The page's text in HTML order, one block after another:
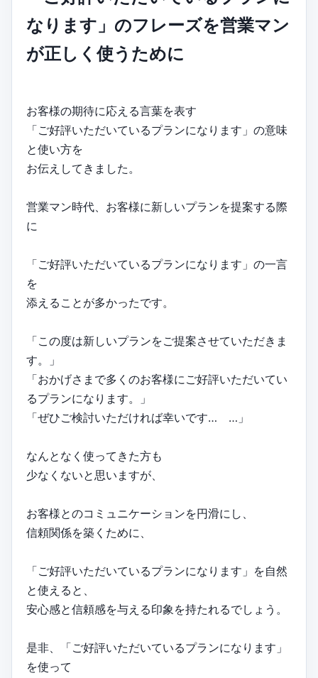
なります」のフレーズを営業マン
が正しく使うために
お客様の期待に応える言葉を表す
「ご好評いただいているプランになります」の意味
と使い方を
お伝えしてきました。
営業マン時代、お客様に新しいプランを提案する際
に
「ご好評いただいているプランになります」の一言
を
添えることが多かったです。
「この度は新しいプランをご提案させていただきま
す。」
「おかげさまで多くのお客様にご好評いただいてい
るプランになります。」
「ぜひご検討いただければ幸いです… …」
なんとなく使ってきた方も
少なくないと思いますが、
お客様とのコミュニケーションを円滑にし、
信頼関係を築くために、
「ご好評いただいているプランになります」を自然
と使えると、
安心感と信頼感を与える印象を持たれるでしょう。
是非、「ご好評いただいているプランになります」
を使って